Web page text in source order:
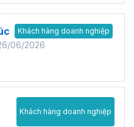
Khách hàng doanh nghiệp
06/2026
Khách hàng doanh nghiệp